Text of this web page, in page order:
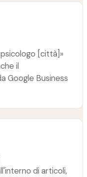
[città]»
il
Google Business
di articoli,